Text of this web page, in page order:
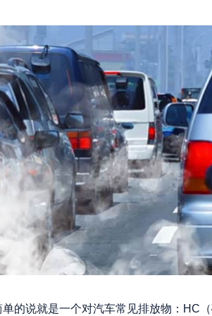
的说就是一个对汽车常见排放物：HC